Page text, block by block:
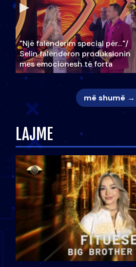
"Një falenderim special për…"/
Selin falënderon produksionin
mes emocionesh të forta
më shumë →
LAJME